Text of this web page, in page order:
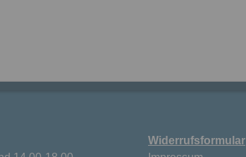
Widerrufsformular